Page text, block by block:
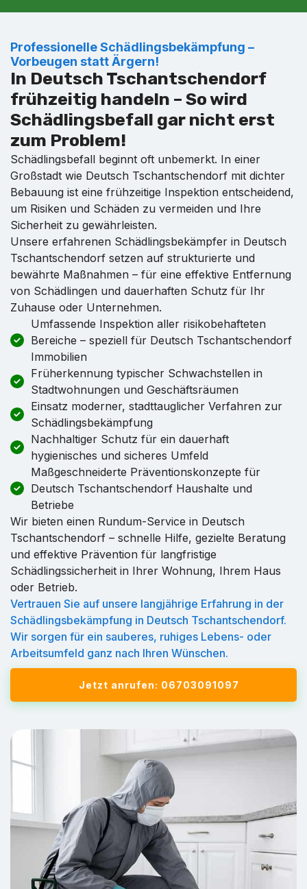
Professionelle Schädlingsbekämpfung –
Vorbeugen statt Ärgern!
In Deutsch Tschantschendorf
frühzeitig handeln – So wird
Schädlingsbefall gar nicht erst
zum Problem!
Schädlingsbefall beginnt oft unbemerkt. In einer
Großstadt wie Deutsch Tschantschendorf mit dichter
Bebauung ist eine frühzeitige Inspektion entscheidend,
um Risiken und Schäden zu vermeiden und Ihre
Sicherheit zu gewährleisten.
Unsere erfahrenen Schädlingsbekämpfer in Deutsch
Tschantschendorf setzen auf strukturierte und
bewährte Maßnahmen – für eine effektive Entfernung
von Schädlingen und dauerhaften Schutz für Ihr
Zuhause oder Unternehmen.
Umfassende Inspektion aller risikobehafteten
Bereiche – speziell für Deutsch Tschantschendorf
Immobilien
Früherkennung typischer Schwachstellen in
Stadtwohnungen und Geschäftsräumen
Einsatz moderner, stadttauglicher Verfahren zur
Schädlingsbekämpfung
Nachhaltiger Schutz für ein dauerhaft
hygienisches und sicheres Umfeld
Maßgeschneiderte Präventionskonzepte für
Deutsch Tschantschendorf Haushalte und
Betriebe
Wir bieten einen Rundum-Service in Deutsch
Tschantschendorf – schnelle Hilfe, gezielte Beratung
und effektive Prävention für langfristige
Schädlingssicherheit in Ihrer Wohnung, Ihrem Haus
oder Betrieb.
Vertrauen Sie auf unsere langjährige Erfahrung in der
Schädlingsbekämpfung in Deutsch Tschantschendorf.
Wir sorgen für ein sauberes, ruhiges Lebens- oder
Arbeitsumfeld ganz nach Ihren Wünschen.
Jetzt anrufen: 06703091097